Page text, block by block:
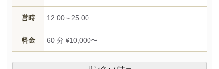
営時 12:00～25:00
料金 60 分 ¥10,000〜